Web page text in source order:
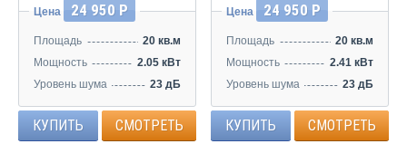
Цена 24 950 Р
Площадь
20 кв.м
Мощность
2.05 кВт
Уровень шума
23 дБ
КУПИТЬ СМОТРЕТЬ
Цена 24 950 Р
Площадь
20 кв.м
Мощность
2.41 кВт
Уровень шума
23 дБ
КУПИТЬ СМОТРЕТЬ